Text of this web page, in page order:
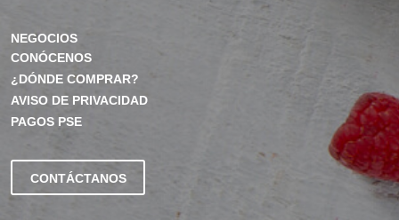
NEGOCIOS
CONÓCENOS
¿DÓNDE COMPRAR?
AVISO DE PRIVACIDAD
PAGOS PSE
CONTÁCTANOS